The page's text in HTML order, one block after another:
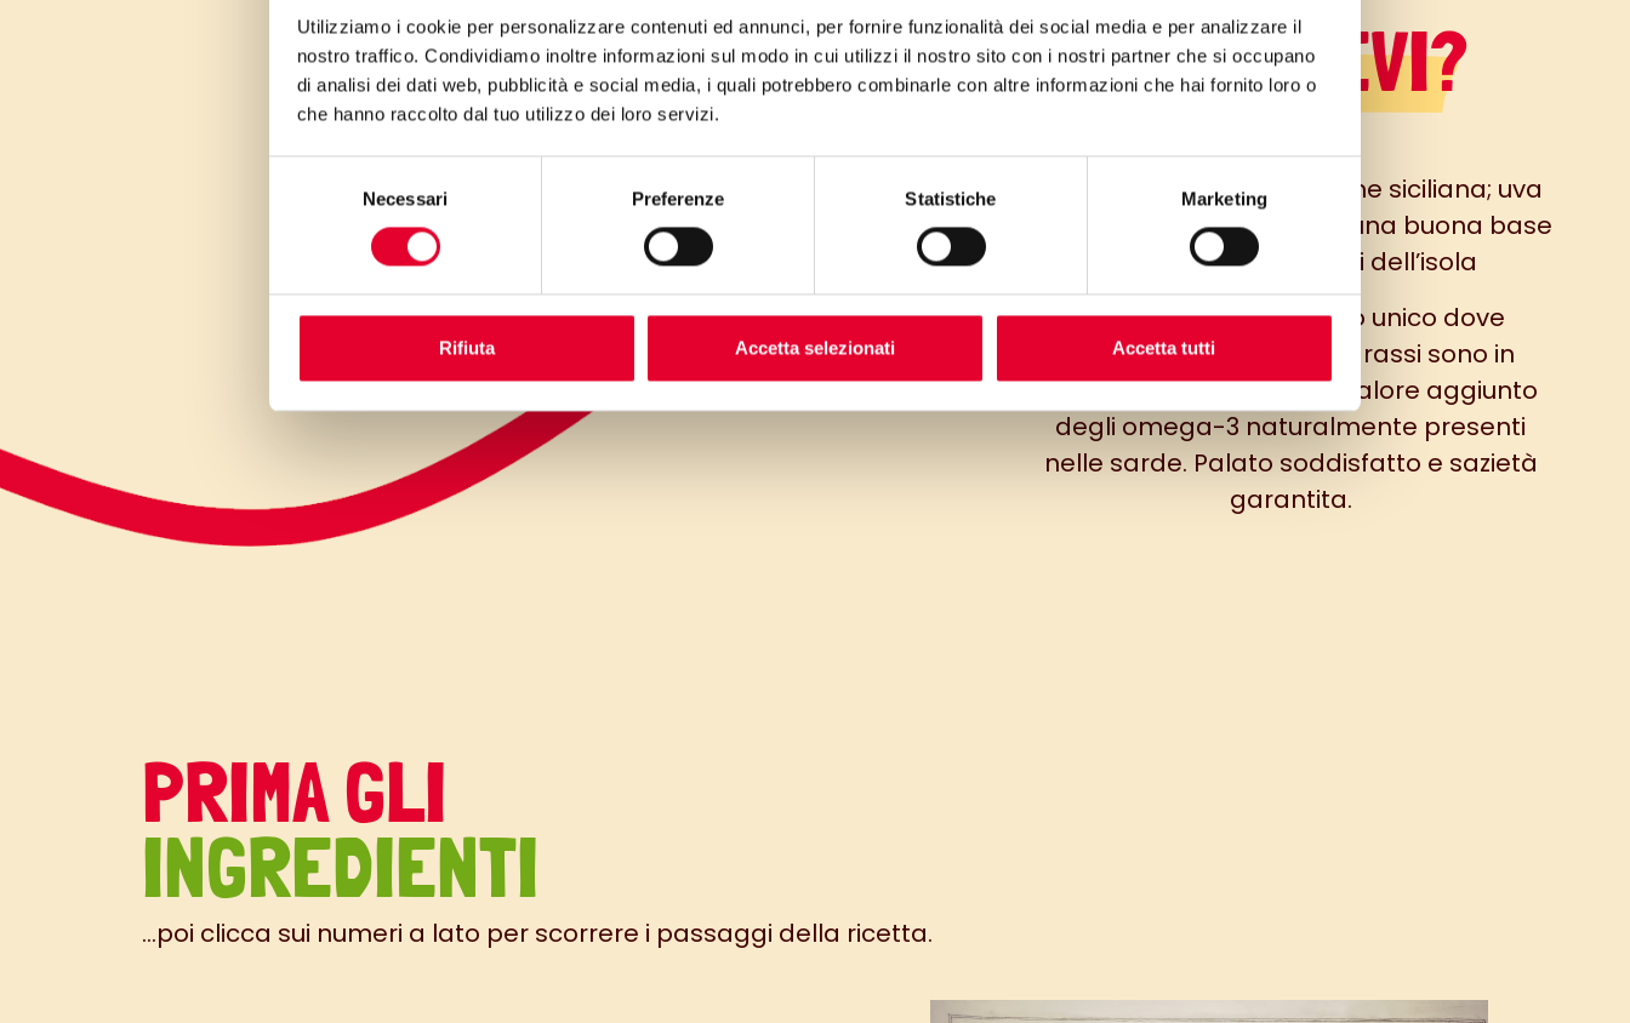
Utilizziamo i cookie per personalizzare contenuti ed annunci, per fornire funzionalità dei social media e per analizzare il
nostro traffico. Condividiamo inoltre informazioni sul modo in cui utilizzi il nostro sito con i nostri partner che si occupano
di analisi dei dati web, pubblicità e social media, i quali potrebbero combinarle con altre informazioni che hai fornito loro o
che hanno raccolto dal tuo utilizzo dei loro servizi.
Necessari Preferenze Statistiche Marketing
Rifiuta Accetta selezionati Accetta tutti
LO SAPEVI?
un piatto dalla dominazione siciliana; uva
passa pinoli e sarde sono una buona base
per rievocare i sapori dell’isola
un vero e proprio piatto unico dove
carboidrati, proteine e grassi sono in
perfetto equilibrio, con il valore aggiunto
degli omega-3 naturalmente presenti
nelle sarde. Palato soddisfatto e sazietà
garantita.
PRIMA GLI
INGREDIENTI
...poi clicca sui numeri a lato per scorrere i passaggi della ricetta.